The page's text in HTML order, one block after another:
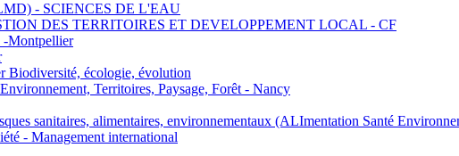
- SCIENCES DE L'EAU
DES TERRITOIRES ET DEVELOPPEMENT LOCAL - CF
-Montpellier
Biodiversité, écologie, évolution
Territoires, Paysage, Forêt - Nancy
sanitaires, alimentaires, environnementaux (ALImentation Santé
- Management international